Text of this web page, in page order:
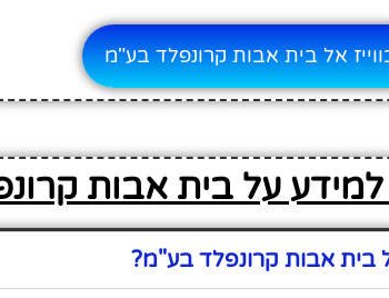
אל בית אבות קרונפלד בע"מ
למידע על בית אבות
אבות קרונפלד בע"מ?